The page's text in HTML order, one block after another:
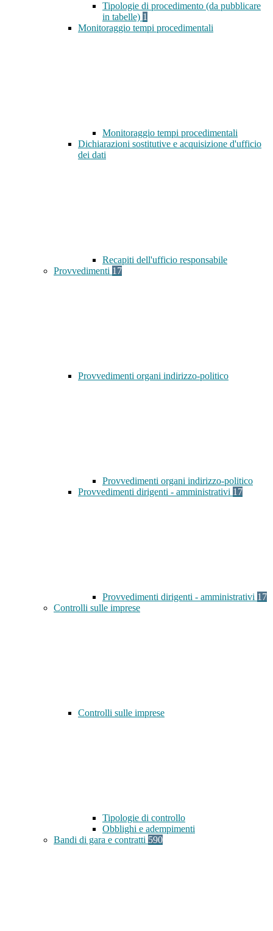
Tipologie di procedimento (da pubblicare
in tabelle) 1
Monitoraggio tempi procedimentali
Monitoraggio tempi procedimentali
Dichiarazioni sostitutive e acquisizione d'ufficio
dei dati
Recapiti dell'ufficio responsabile
Provvedimenti 17
Provvedimenti organi indirizzo-politico
Provvedimenti organi indirizzo-politico
Provvedimenti dirigenti - amministrativi 17
Provvedimenti dirigenti - amministrativi 17
Controlli sulle imprese
Controlli sulle imprese
Tipologie di controllo
Obblighi e adempimenti
Bandi di gara e contratti 590